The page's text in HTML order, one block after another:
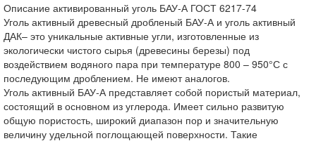
Описание активированный уголь БАУ-А ГОСТ 6217-74
Уголь активный древесный дробленый БАУ-А и уголь активный
ДАК– это уникальные активные угли, изготовленные из
экологически чистого сырья (древесины березы) под
воздействием водяного пара при температуре 800 – 950°С с
последующим дроблением. Не имеют аналогов.
Уголь активный БАУ-А представляет собой пористый материал,
состоящий в основном из углерода. Имеет сильно развитую
общую пористость, широкий диапазон пор и значительную
величину удельной поглощающей поверхности. Такие